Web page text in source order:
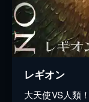
レギオン
大天使VS人類